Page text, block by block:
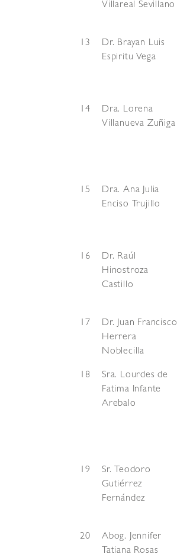
Villareal Sevillano
13
Dr. Brayan Luis
Espiritu Vega
14
Dra. Lorena
Villanueva Zuñiga
15
Dra. Ana Julia
Enciso Trujillo
16
Dr. Raúl
Hinostroza
Castillo
17
Dr. Juan Francisco
Herrera
Noblecilla
18
Sra. Lourdes de
Fatima Infante
Arebalo
19
Sr. Teodoro
Gutiérrez
Fernández
20
Abog. Jennifer
Tatiana Rosas